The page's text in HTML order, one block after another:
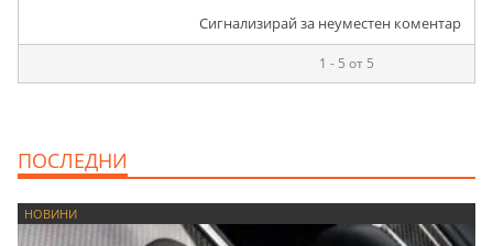
Сигнализирай за неуместен коментар
1 - 5 от 5
ПОСЛЕДНИ
НОВИНИ